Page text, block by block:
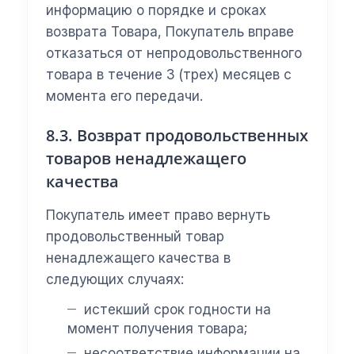
информацию о порядке и сроках
возврата Товара, Покупатель вправе
отказаться от непродовольственного
товара в течение 3 (трех) месяцев с
момента его передачи.
8.3. Возврат продовольственных
товаров ненадлежащего
качества
Покупатель имеет право вернуть
продовольственный товар
ненадлежащего качества в
следующих случаях:
истекший срок годности на
момент получения товара;